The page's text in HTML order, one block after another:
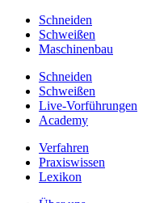
Schneiden
Schweißen
Maschinenbau
Schneiden
Schweißen
Live-Vorführungen
Academy
Verfahren
Praxiswissen
Lexikon